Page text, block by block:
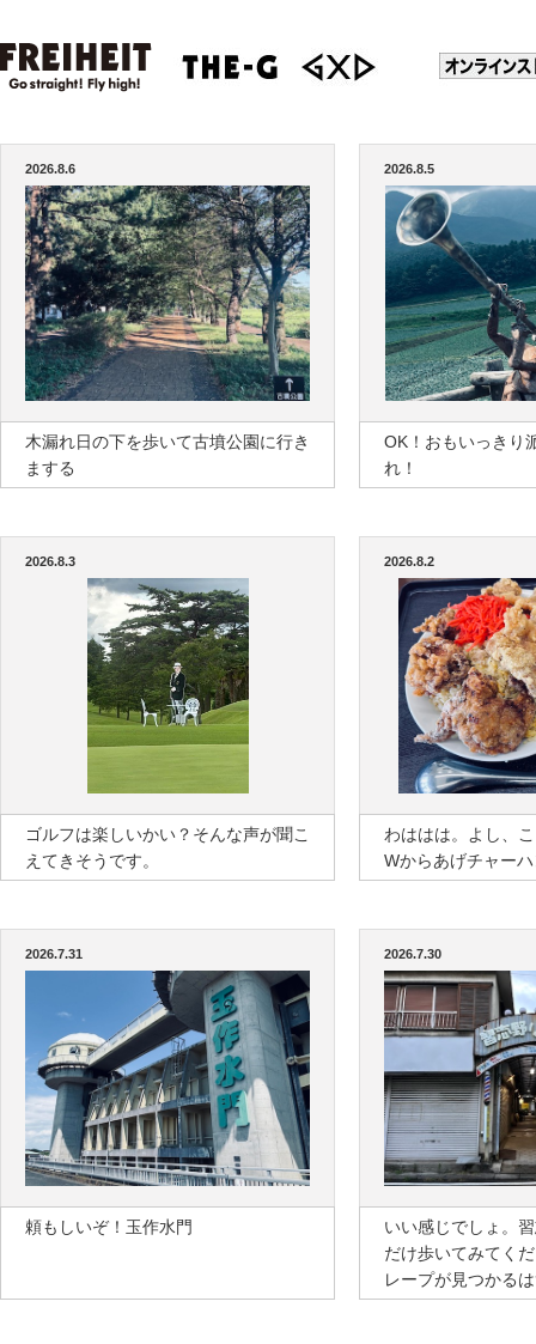
2026.8.6
木漏れ日の下を歩いて古墳公園に行き
まする
2026.8.5
OK！おもいっきり
れ！
2026.8.3
ゴルフは楽しいかい？そんな声が聞こ
えてきそうです。
2026.8.2
わははは。よし、
Wからあげチャー
2026.7.31
頼もしいぞ！玉作水門
2026.7.30
いい感じでしょ。
だけ歩いてみてく
レープが見つかる